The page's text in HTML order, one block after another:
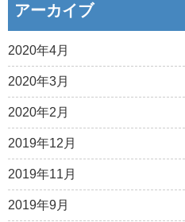
アーカイブ
2020年4月
2020年3月
2020年2月
2019年12月
2019年11月
2019年9月